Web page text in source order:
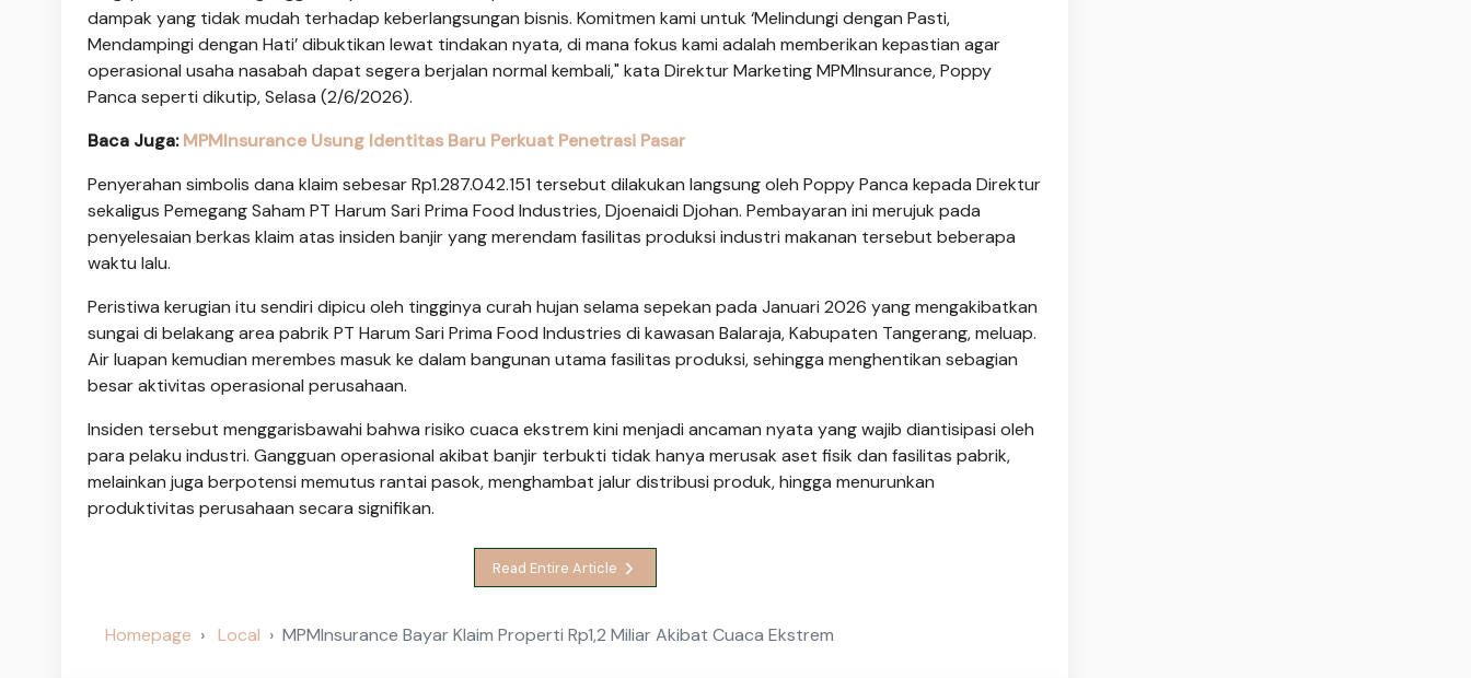
dampak yang tidak mudah terhadap keberlangsungan bisnis. Komitmen kami untuk ‘Melindungi dengan Pasti,
Mendampingi dengan Hati’ dibuktikan lewat tindakan nyata, di mana fokus kami adalah memberikan kepastian agar
operasional usaha nasabah dapat segera berjalan normal kembali," kata Direktur Marketing MPMInsurance, Poppy
Panca seperti dikutip, Selasa (2/6/2026).
Baca Juga:MPMInsurance Usung Identitas Baru Perkuat Penetrasi Pasar
Penyerahan simbolis dana klaim sebesar Rp1.287.042.151 tersebut dilakukan langsung oleh Poppy Panca kepada Direktur
sekaligus Pemegang Saham PT Harum Sari Prima Food Industries, Djoenaidi Djohan. Pembayaran ini merujuk pada
penyelesaian berkas klaim atas insiden banjir yang merendam fasilitas produksi industri makanan tersebut beberapa
waktu lalu.
Peristiwa kerugian itu sendiri dipicu oleh tingginya curah hujan selama sepekan pada Januari 2026 yang mengakibatkan
sungai di belakang area pabrik PT Harum Sari Prima Food Industries di kawasan Balaraja, Kabupaten Tangerang, meluap.
Air luapan kemudian merembes masuk ke dalam bangunan utama fasilitas produksi, sehingga menghentikan sebagian
besar aktivitas operasional perusahaan.
Insiden tersebut menggarisbawahi bahwa risiko cuaca ekstrem kini menjadi ancaman nyata yang wajib diantisipasi oleh
para pelaku industri. Gangguan operasional akibat banjir terbukti tidak hanya merusak aset fisik dan fasilitas pabrik,
melainkan juga berpotensi memutus rantai pasok, menghambat jalur distribusi produk, hingga menurunkan
produktivitas perusahaan secara signifikan.
Read Entire Article
Homepage Local MPMInsurance Bayar Klaim Properti Rp1,2 Miliar Akibat Cuaca Ekstrem